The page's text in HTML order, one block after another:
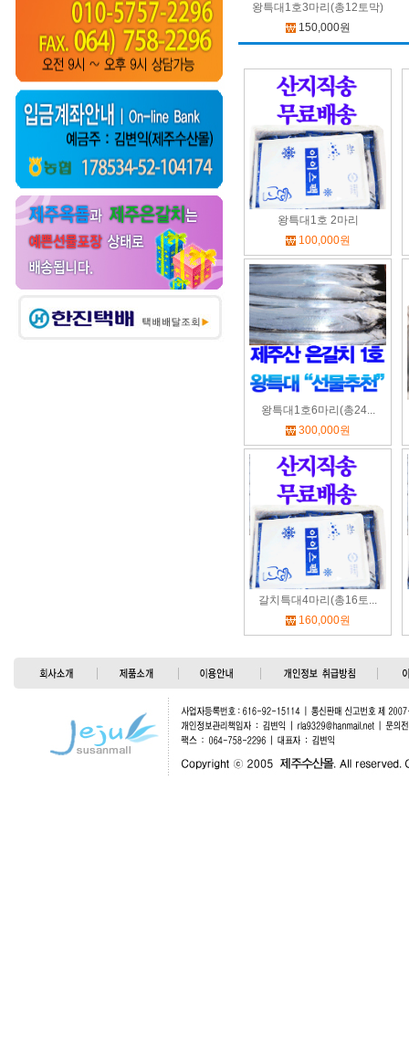
왕특대1호3마리(총12토막)
150,000원
왕특대1호 2마리
100,000원
왕특대1호6마리(총24...
300,000원
갈치특대4마리(총16토...
160,000원